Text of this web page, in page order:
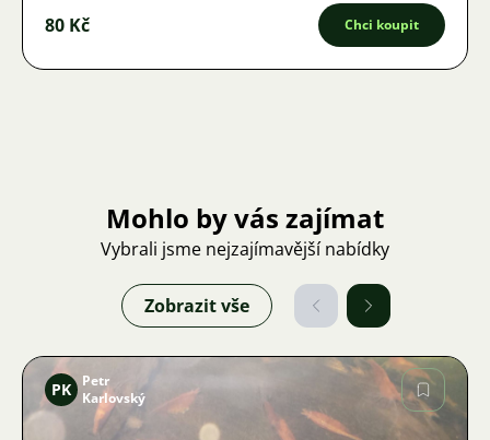
80 Kč Chci koupit
Mohlo by vás zajímat
Vybrali jsme nejzajímavější nabídky
Zobrazit vše
PK
Petr
Karlovský